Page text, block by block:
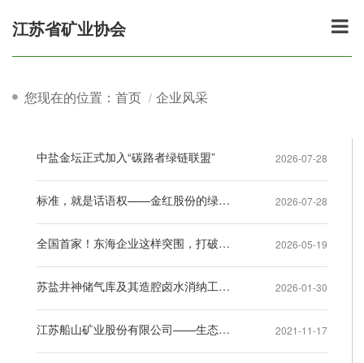
江苏省矿业协会
您现在的位置：首页 企业风采
中盐金坛正式加入“碳路者绿链联盟” 2026-07-28
标准，就是话语权——金红股份的绿色矿山定义 2026-07-28
全国首家！东海企业这样突围，打破国外垄断 2026-05-19
苏盐井神储气库及其造腔卤水消纳工程连续三年入选江苏省重大项目名单 2026-01-30
江苏船山矿业股份有限公司——生态发展建设美丽家园 2021-11-17